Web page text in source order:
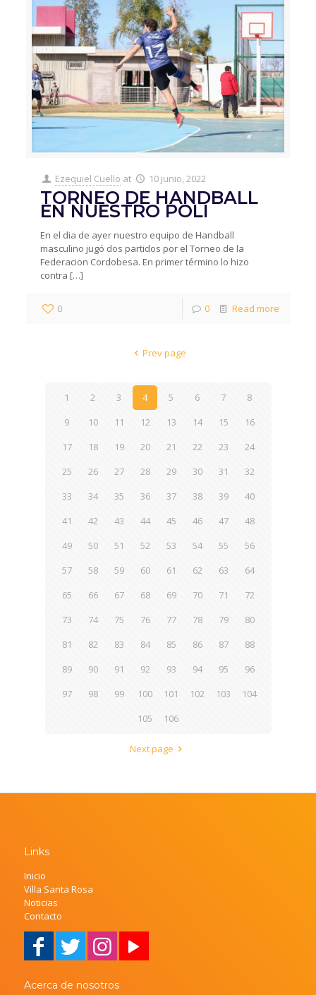
Ezequiel Cuello at 10 junio, 2022
TORNEO DE HANDBALL
EN NUESTRO POLI
En el dia de ayer nuestro equipo de Handball
masculino jugó dos partidos por el Torneo de la
Federacion Cordobesa. En primer término lo hizo
contra […]
0 0 Read more
Prev page
1 2 3 4 5 6 7
8
9
10 11 12 13 14 15
16
17
18 19 20 21 22 23
24
25
26 27 28 29 30 31
32
33
34 35 36 37 38 39
40
41
42 43 44 45 46 47
48
49
50 51 52 53 54 55
56
57
58 59 60 61 62 63
64
65
66 67 68 69 70 71
72
73
74 75 76 77 78 79
80
81
82 83 84 85 86 87
88
89
90 91 92 93 94 95
96
97
98 99 100 101 102 103
104
105
106
Next page
Links
Inicio
Villa Santa Rosa
Noticias
Contacto
Acerca de nosotros